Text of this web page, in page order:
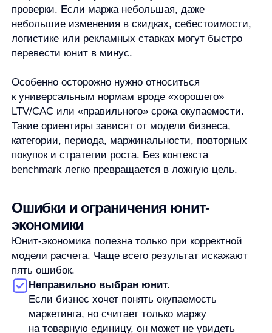
за выбранный период.
Третий уровень — товарная категория.
У разных категорий может быть разная маржа,
логистика, возвраты и чувствительность
к скидкам. Общий средний результат
категория зарабатывает, а другая держится
Юнит-экономика также связана с тем, как
пользователь выбирает товар. Если покупатель
не находит нужный товар, не понимает различий
между вариантами, не доверяет карточке или
уходит сравнивать на другие площадки, это может
отражаться на конверсии, среднем чеке
и повторных покупках. Но такие связи нужно
утверждать, что улучшение поиска, рекомендаций
или карточек само по себе улучшит юнит-
экономику.
Для e-commerce полезно смотреть на связку
показателей:
средний чек, конверсию, стоимость
привлечения, повторные покупки, возвраты, маржу
категории и поведение пользователя на сайте.
Product Discovery — поиск, рекомендации, карточка
товара, отзывы, навигация — может быть
контекстом для анализа, но не заменяет